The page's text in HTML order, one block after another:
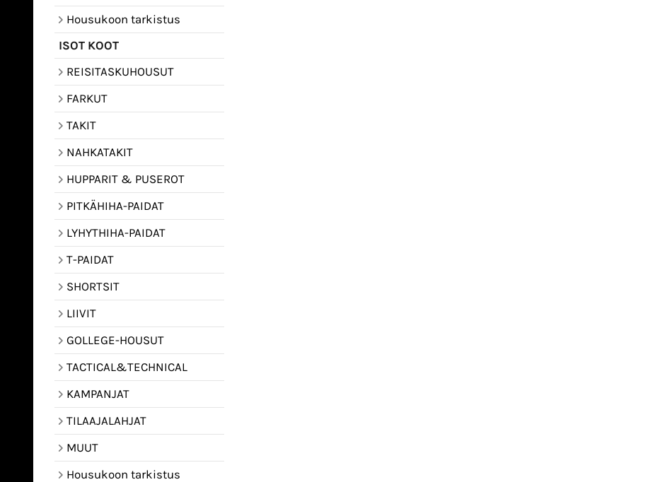
Housukoon tarkistus
ISOT KOOT
REISITASKUHOUSUT
FARKUT
TAKIT
NAHKATAKIT
HUPPARIT & PUSEROT
PITKÄHIHA-PAIDAT
LYHYTHIHA-PAIDAT
T-PAIDAT
SHORTSIT
LIIVIT
GOLLEGE-HOUSUT
TACTICAL&TECHNICAL
KAMPANJAT
TILAAJALAHJAT
MUUT
Housukoon tarkistus